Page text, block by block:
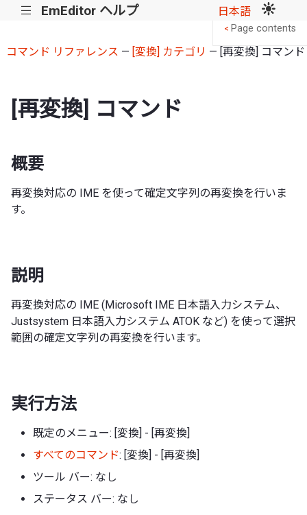
||| EmEditor ヘルプ 日本語
コマンド リファレンス — [変換] カテゴリ — [再変換] コマンド
[再変換] コマンド
概要
再変換対応の IME を使って確定文字列の再変換を行いま
す。
説明
再変換対応の IME (Microsoft IME 日本語入力システム、
Justsystem 日本語入力システム ATOK など) を使って選択
範囲の確定文字列の再変換を行います。
実行方法
既定のメニュー: [変換] - [再変換]
すべてのコマンド: [変換] - [再変換]
ツール バー: なし
ステータス バー: なし
< Page contents